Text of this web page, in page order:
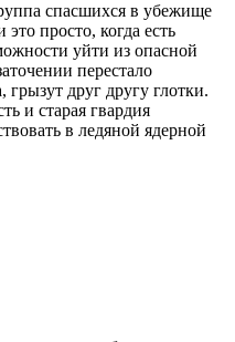
спасшихся в убежище
просто, когда есть
уйти из опасной
перестало
грызут друг другу глотки.
и старая гвардия
в ледяной ядерной